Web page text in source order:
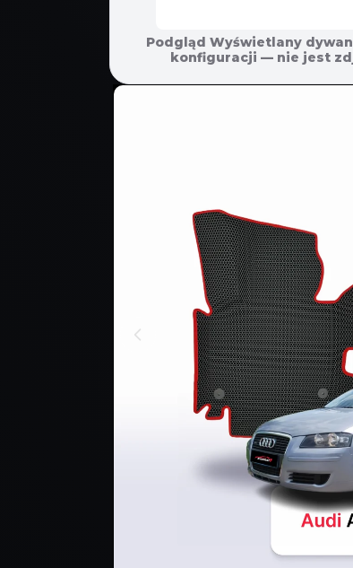
Podgląd Wyświetlany
konfiguracji — nie jest
POMIŃ, ABY
PRZEJŚĆ
DO